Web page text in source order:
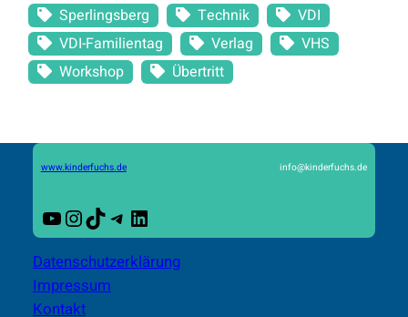
Sperlingsberg
Technik
VDI
VDI-Familientag
Verlag
VHS
Workshop
Übertritt
www.kinderfuchs.de info@kinderfuchs.de
YouTube
Instagram
TikTok
Telegram
LinkedIn
Datenschutzerklärung
Impressum
Kontakt